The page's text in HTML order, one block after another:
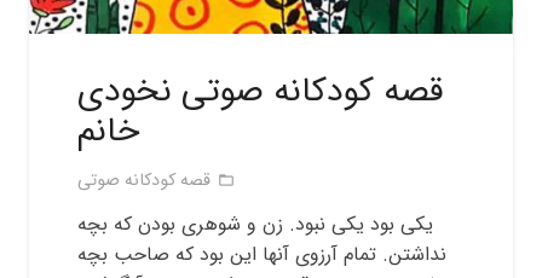
قصه کودکانه صوتی نخودی
خانم
folder_open قصه کودکانه صوتی
یکی بود یکی نبود. زن و شوهری بودن که بچه
نداشتن. تمام آرزوی آنها این بود که صاحب بچه